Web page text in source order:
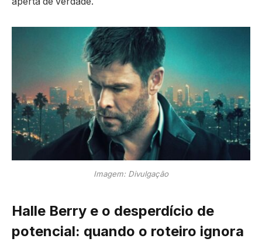
Imagem: Divulgação
Halle Berry e o desperdício de
potencial: quando o roteiro ignora